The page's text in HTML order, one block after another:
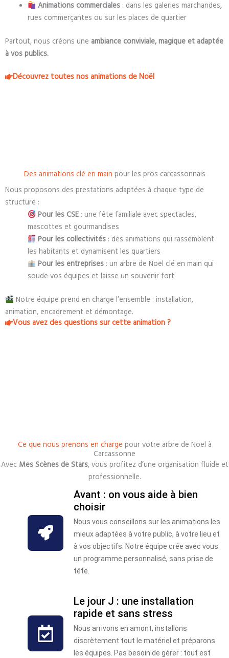
Animations commerciales : dans les galeries marchandes,
rues commerçantes ou sur les places de quartier
Partout, nous créons une ambiance conviviale, magique et adaptée
à vos publics.
Découvrez toutes nos animations de Noël
Des animations clé en main pour les pros carcassonnais
Nous proposons des prestations adaptées à chaque type de
structure :
Pour les CSE : une fête familiale avec spectacles,
mascottes et gourmandises
Pour les collectivités : des animations qui rassemblent
les habitants et dynamisent les quartiers
Pour les entreprises : un arbre de Noël clé en main qui
soude vos équipes et laisse un souvenir fort
Notre équipe prend en charge l’ensemble : installation,
animation, encadrement et démontage.
Vous avez des questions sur cette animation ?
Ce que nous prenons en charge pour votre arbre de Noël à
Carcassonne
Avec Mes Scènes de Stars, vous profitez d’une organisation fluide et
professionnelle.
Avant : on vous aide à bien
choisir
Nous vous conseillons sur les animations les
mieux adaptées à votre public, à votre lieu et
à vos objectifs. Notre équipe crée avec vous
un programme personnalisé, sans prise de
tête.
Le jour J : une installation
rapide et sans stress
Nous arrivons en amont, installons
discrètement tout le matériel et préparons
les équipes. Pas besoin de gérer : tout est